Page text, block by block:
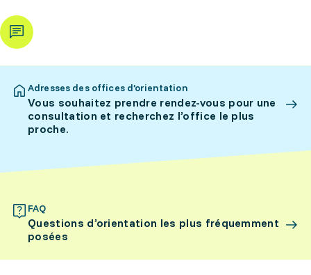
Adresses des offices d’orientation
Vous souhaitez prendre rendez-vous pour une
consultation et recherchez l’office le plus
proche.
FAQ
Questions d’orientation les plus fréquemment
posées